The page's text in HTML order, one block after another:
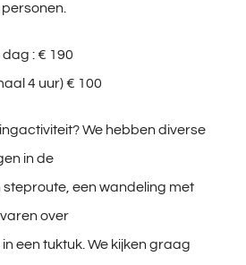
: € 190
4 uur) € 100
We hebben diverse
in de
steproute, een wandeling met
over
een tuktuk. We kijken graag